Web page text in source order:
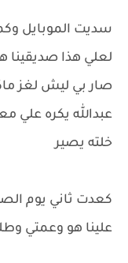
سديت الموبايل
لعلي هذا صديقينا
صار بي ليش لغز
عبدالله يكره علي
خلته يصير
كعدت ثاني يوم
علينا هو وعمتي